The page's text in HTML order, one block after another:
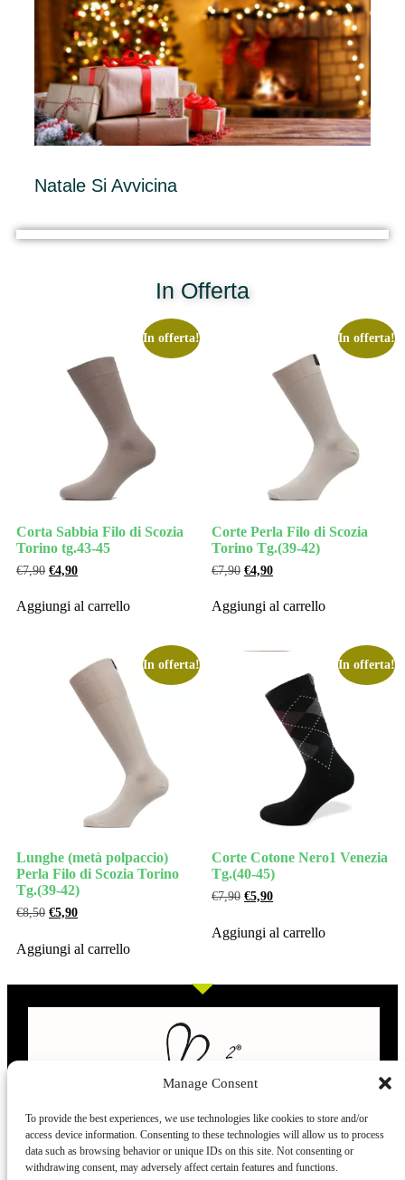
Manage Consent
To provide the best experiences, we use technologies like cookies to store and/or
access device information. Consenting to these technologies will allow us to process
data such as browsing behavior or unique IDs on this site. Not consenting or
withdrawing consent, may adversely affect certain features and functions.
Natale Si Avvicina
In Offerta
In offerta!
Corta Sabbia Filo di Scozia
Torino tg.43-45
€7,90 €4,90
Aggiungi al carrello
In offerta!
Corte Perla Filo di Scozia
Torino Tg.(39-42)
€7,90 €4,90
Aggiungi al carrello
In offerta!
Lunghe (metà polpaccio)
Perla Filo di Scozia Torino
Tg.(39-42)
€8,50 €5,90
Aggiungi al carrello
In offerta!
Corte Cotone Nero1 Venezia
Tg.(40-45)
€7,90 €5,90
Aggiungi al carrello
L’evoluzione delle calze